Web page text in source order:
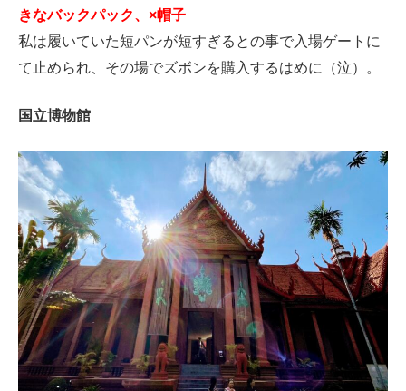
きなバックパック、×帽子
私は履いていた短パンが短すぎるとの事で入場ゲートに
て止められ、その場でズボンを購入するはめに（泣）。
国立博物館